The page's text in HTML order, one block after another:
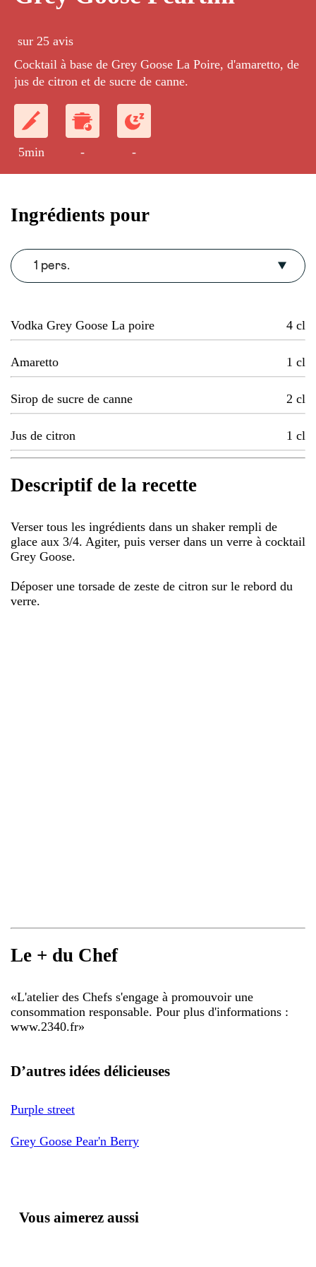
sur 25 avis
Cocktail à base de Grey Goose La Poire, d'amaretto, de
jus de citron et de sucre de canne.
5min - -
Ingrédients pour
1 pers.
Vodka Grey Goose La poire 4 cl
Amaretto 1 cl
Sirop de sucre de canne 2 cl
Jus de citron 1 cl
Descriptif de la recette
Verser tous les ingrédients dans un shaker rempli de
glace aux 3/4. Agiter, puis verser dans un verre à cocktail
Grey Goose.
Déposer une torsade de zeste de citron sur le rebord du
verre.
Le + du Chef
«L'atelier des Chefs s'engage à promouvoir une
consommation responsable. Pour plus d'informations :
www.2340.fr»
D’autres idées délicieuses
Purple street
Grey Goose Pear'n Berry
Vous aimerez aussi